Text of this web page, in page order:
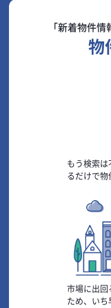
「新着物件情
物
もう検索は
るだけで物
市場に出回
ため、
いち